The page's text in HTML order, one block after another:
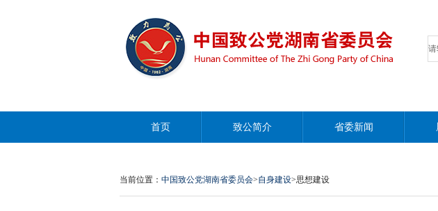
首页 致公简介 省委新闻
当前位置： 中国致公党湖南省委员会>自身建设>思想建设